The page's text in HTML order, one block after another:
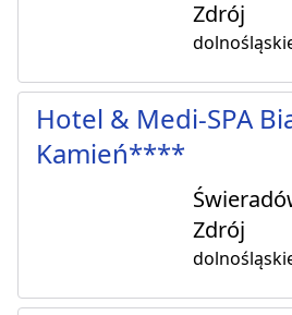
Zdrój
Hotel & Medi-SPA
Kamień****
Zdrój